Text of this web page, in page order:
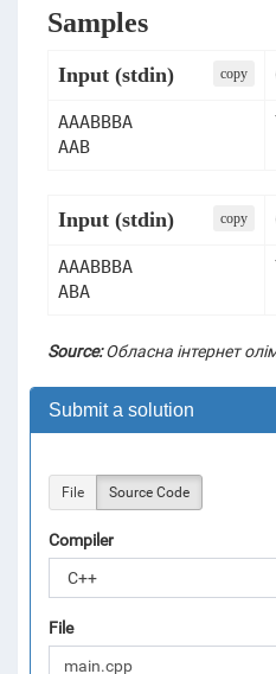
Samples
Input (stdin) сopy
AAABBBA
AAB
Input (stdin) сopy
AAABBBA
ABA
Source:Обласна інтернет
Submit a solution
File Source Code
Compiler
C++
File